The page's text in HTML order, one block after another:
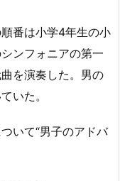
番は小学4年生の小
ンフォニアの第一
を演奏した。男の
いた。
いて“男子のアドバ